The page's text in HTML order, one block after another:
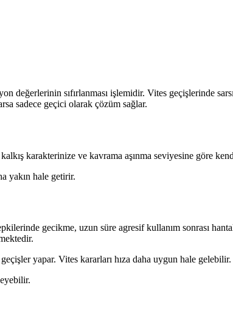
değerlerinin sıfırlanması işlemidir. Vites geçişlerinde
sadece geçici olarak çözüm sağlar.
karakterinize ve kavrama aşınma seviyesine göre
yakın hale getirir.
gecikme, uzun süre agresif kullanım sonrası
yapar. Vites kararları hıza daha uygun hale gelebilir.